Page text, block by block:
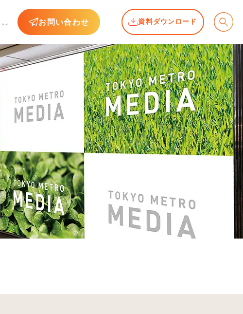
お問い合わせ 資料ダウンロード